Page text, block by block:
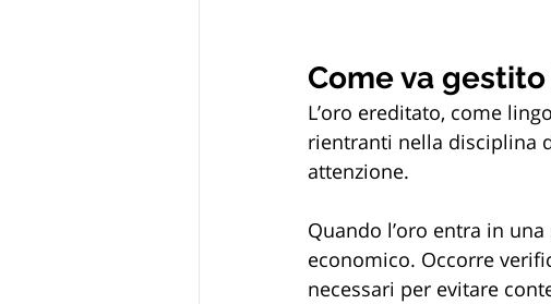
Come va
L’oro ereditato, come
rientranti nella disciplina
attenzione.
Quando l’oro entra in
economico. Occorre
necessari per evitare